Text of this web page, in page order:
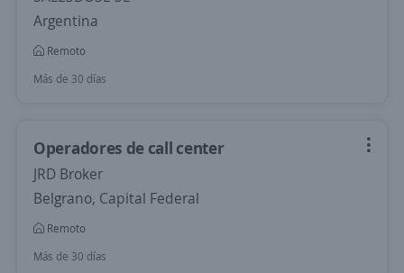
Argentina
Remoto
Más de 30 días
Operadores de call center
JRD Broker
Belgrano, Capital Federal
Remoto
Más de 30 días